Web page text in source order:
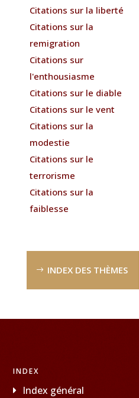
Citations sur la liberté
Citations sur la
remigration
Citations sur
l'enthousiasme
Citations sur le diable
Citations sur le vent
Citations sur la
modestie
Citations sur le
terrorisme
Citations sur la
faiblesse
INDEX DES THÈMES
INDEX
Index général